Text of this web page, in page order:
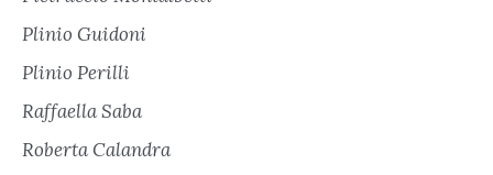
Plinio Guidoni
Plinio Perilli
Raffaella Saba
Roberta Calandra